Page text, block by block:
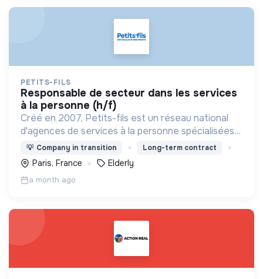
PETITS-FILS
responsable de secteur dans les services
à la personne (h/f)
Créé en 2007, Petits-fils est un réseau national
d'agences de services à la personne spécialisées
dans l'aide à domicile pour les personnes âgées.
💡 Company in transition Long-term contract
Paris, France Elderly
a month ago